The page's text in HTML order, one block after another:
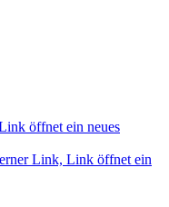
öffnet ein neues
Link, Link öffnet ein